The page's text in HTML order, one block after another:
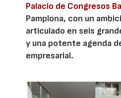
Palacio de Congresos
Pamplona, con un
articulado en seis
y una potente agenda
empresarial.